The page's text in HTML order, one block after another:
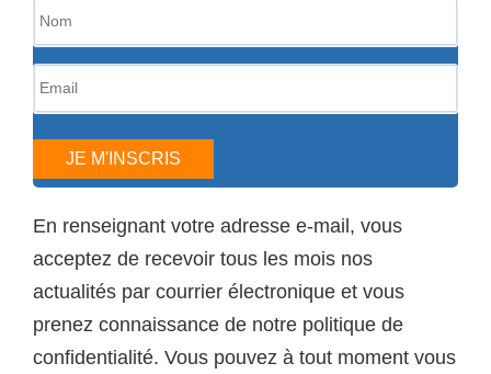
JE M'INSCRIS
En renseignant votre adresse e-mail, vous
acceptez de recevoir tous les mois nos
actualités par courrier électronique et vous
prenez connaissance de notre politique de
confidentialité. Vous pouvez à tout moment vous